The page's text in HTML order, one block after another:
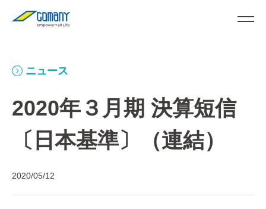
ニュース
2020年３月期 決算短信
〔日本基準〕（連結）
2020/05/12